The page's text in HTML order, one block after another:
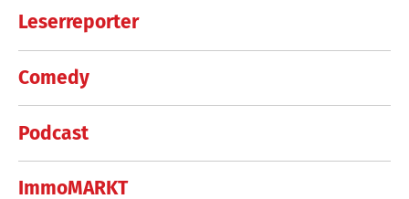
Leserreporter
Comedy
Podcast
ImmoMARKT